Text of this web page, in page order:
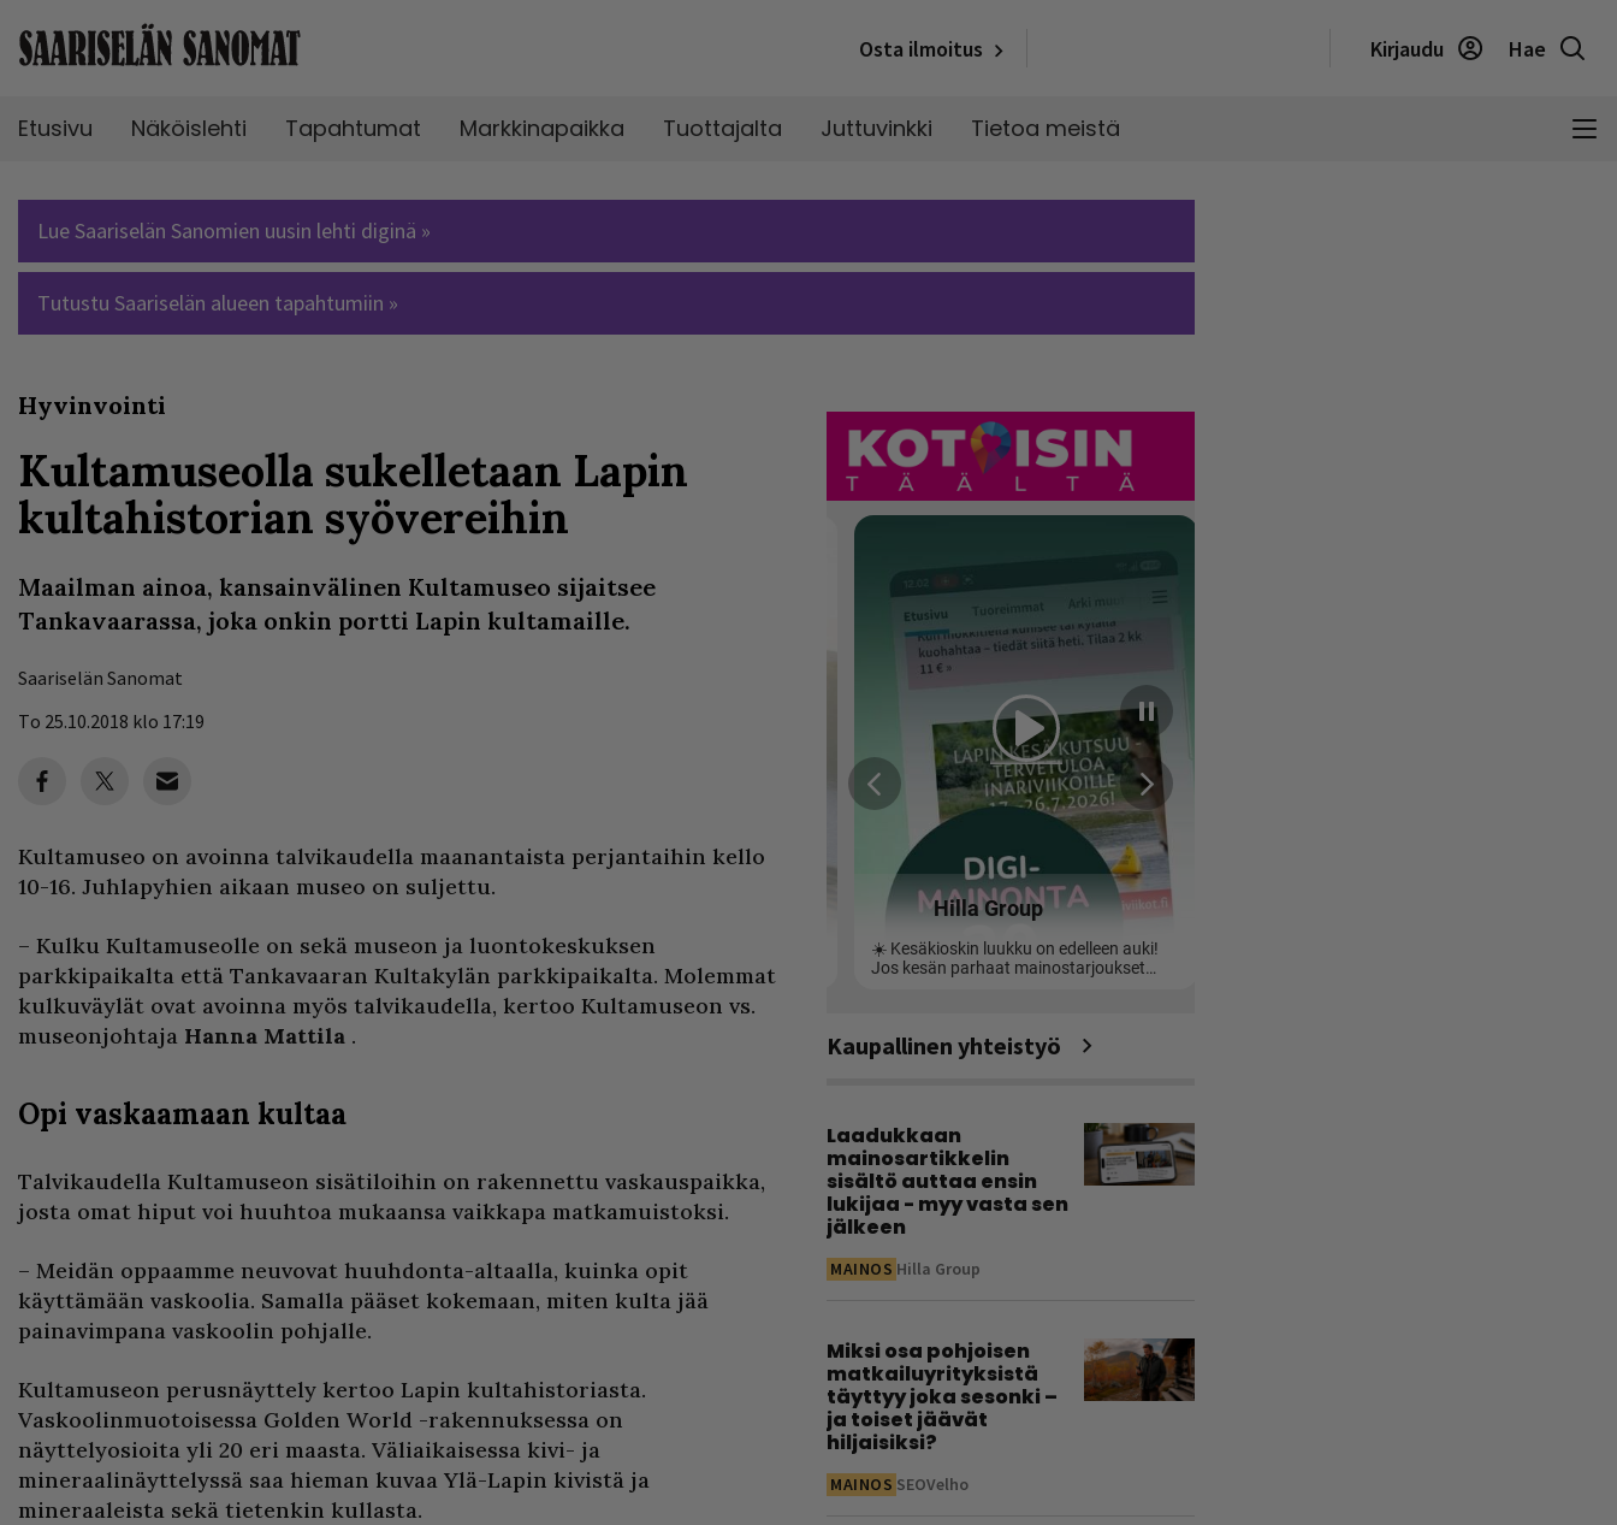
Osta ilmoitus Kirjaudu Hae
Etusivu Näköislehti Tapahtumat Markkinapaikka Tuottajalta Juttuvinkki Tietoa meistä
Lue Saariselän Sanomien uusin lehti diginä »
Tutustu Saariselän alueen tapahtumiin »
Hyvinvointi
Kultamuseolla sukelletaan Lapin
kultahistorian syövereihin
Maailman ainoa, kansainvälinen Kultamuseo sijaitsee
Tankavaarassa, joka onkin portti Lapin kultamaille.
Saariselän Sanomat
To 25.10.2018 klo 17:19
Kultamuseo on avoinna talvikaudella maanantaista perjantaihin kello
10-16. Juhlapyhien aikaan museo on suljettu.
– Kulku Kultamuseolle on sekä museon ja luontokeskuksen
parkkipaikalta että Tankavaaran Kultakylän parkkipaikalta. Molemmat
kulkuväylät ovat avoinna myös talvikaudella, kertoo Kultamuseon vs.
museonjohtaja Hanna Mattila .
Opi vaskaamaan kultaa
Talvikaudella Kultamuseon sisätiloihin on rakennettu vaskauspaikka,
josta omat hiput voi huuhtoa mukaansa vaikkapa matkamuistoksi.
– Meidän oppaamme neuvovat huuhdonta-altaalla, kuinka opit
käyttämään vaskoolia. Samalla pääset kokemaan, miten kulta jää
painavimpana vaskoolin pohjalle.
Kultamuseon perusnäyttely kertoo Lapin kultahistoriasta.
Vaskoolinmuotoisessa Golden World -rakennuksessa on
näyttelyosioita yli 20 eri maasta. Väliaikaisessa kivi- ja
mineraalinäyttelyssä saa hieman kuvaa Ylä-Lapin kivistä ja
mineraaleista sekä tietenkin kullasta.
Kaupallinen yhteistyö
Laadukkaan
mainosartikkelin
sisältö auttaa ensin
lukijaa - myy vasta sen
jälkeen
MAINOS Hilla Group
Miksi osa pohjoisen
matkailuyrityksistä
täyttyy joka sesonki –
ja toiset jäävät
hiljaisiksi?
MAINOS SEOVelho